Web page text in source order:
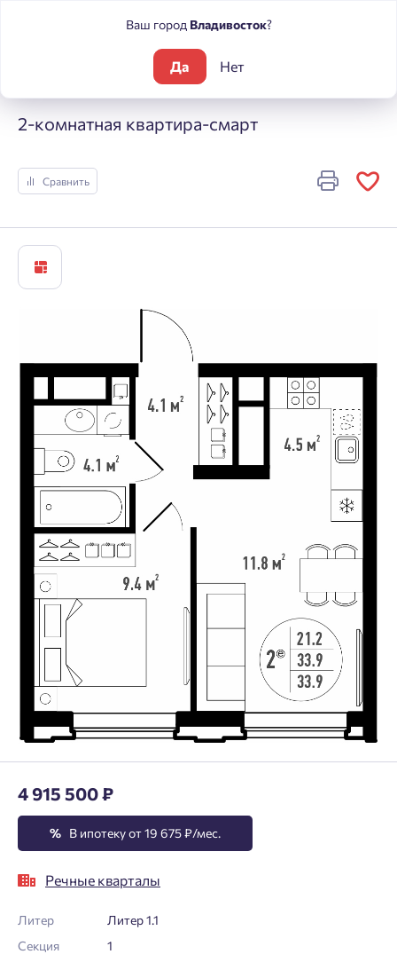
Речные кварталы
2-комнатная квартира-смарт
Сравнить
4 915 500 ₽
% В ипотеку от 19 675 ₽/мес.
Речные кварталы
Литер
Литер 1.1
Секция
1
Ваш город Владивосток?
Да Нет